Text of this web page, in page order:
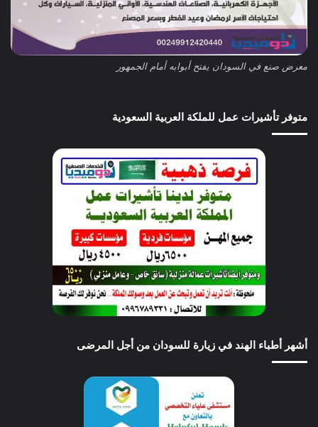
معرض صنع في السودان يفتح أبوابه أمام الجمهور
متوفر تأشيرات عمل للملكة العربية السعودية
أشهر أطباء الهند في زيارة للسودان من أجل المرضى